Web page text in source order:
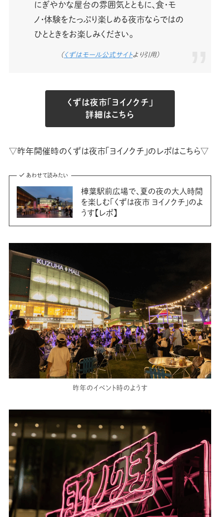
にぎやかな屋台の雰囲気とともに、食・モ
ノ・体験をたっぷり楽しめる夜市ならではの
ひとときをお楽しみください。
（ くずはモール公式サイトより引用）
くずは夜市「ヨイノクチ」
詳細はこちら
▽昨年開催時のくずは夜市「ヨイノクチ」のレポはこちら▽
あわせて読みたい
樟葉駅前広場で、夏の夜の大人時間
を楽しむ「くずは夜市 ヨイノクチ」のよ
うす【レポ】
昨年のイベント時のようす